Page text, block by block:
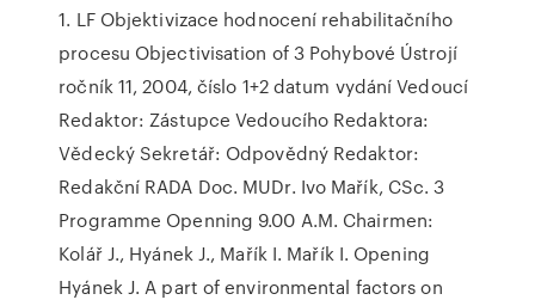
1. LF Objektivizace hodnocení rehabilitačního
procesu Objectivisation of 3 Pohybové Ústrojí
ročník 11, 2004, číslo 1+2 datum vydání Vedoucí
Redaktor: Zástupce Vedoucího Redaktora:
Vědecký Sekretář: Odpovědný Redaktor:
Redakční RADA Doc. MUDr. Ivo Mařík, CSc. 3
Programme Openning 9.00 A.M. Chairmen:
Kolář J., Hyánek J., Mařík I. Mařík I. Opening
Hyánek J. A part of environmental factors on